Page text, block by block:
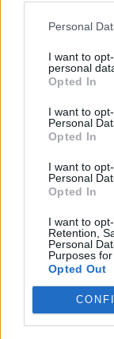
Personal
I want to
personal
Opted In
I want to
Personal
Opted In
I want to
Personal
Opted In
I want to
Retention,
Personal
Purposes
Opted Out
stimuler votre
Tarzan
pas votre
secondes et